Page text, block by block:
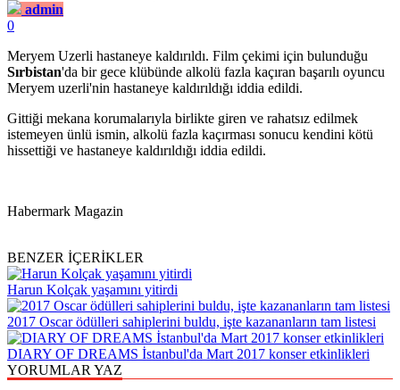
admin
0
Meryem Uzerli hastaneye kaldırıldı. Film çekimi için bulunduğu
Sırbistan'da bir gece klübünde alkolü fazla kaçıran başarılı oyuncu
Meryem uzerli'nin hastaneye kaldırıldığı iddia edildi.
Gittiği mekana korumalarıyla birlikte giren ve rahatsız edilmek
istemeyen ünlü ismin, alkolü fazla kaçırması sonucu kendini kötü
hissettiği ve hastaneye kaldırıldığı iddia edildi.
Habermark Magazin
BENZER İÇERİKLER
Harun Kolçak yaşamını yitirdi
2017 Oscar ödülleri sahiplerini buldu, işte kazananların tam listesi
DIARY OF DREAMS İstanbul'da Mart 2017 konser etkinlikleri
YORUMLAR YAZ